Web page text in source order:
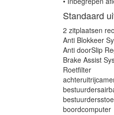
Standaard
2 zitplaatsen
Anti Blokkeer
Anti doorSlip
Brake Assist
Roetfilter
boordcomputer